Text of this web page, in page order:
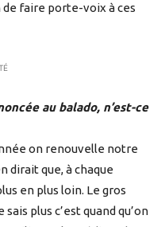
de faire porte-voix à ces
au balado, n’est-ce
on renouvelle notre
dirait que, à chaque
en plus loin. Le gros
plus c’est quand qu’on